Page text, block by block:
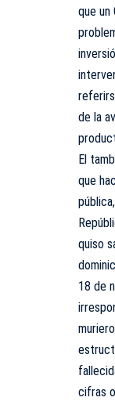
que un
de la
El
que
quiso
18 de
cifras